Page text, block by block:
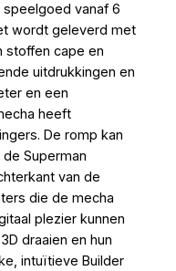
vanaf 6
wordt geleverd met
stoffen cape en
uitdrukkingen en
en een
heeft
De romp kan
Superman
van de
die de mecha
plezier kunnen
draaien en hun
intuïtieve Builder